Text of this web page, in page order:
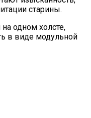
старины.
одном холсте,
в виде модульной